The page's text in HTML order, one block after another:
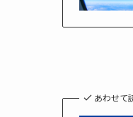
あわせて